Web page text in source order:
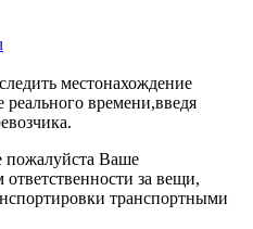
местонахождение
реального времени,введя
пожалуйста Ваше
за вещи,
транспортными